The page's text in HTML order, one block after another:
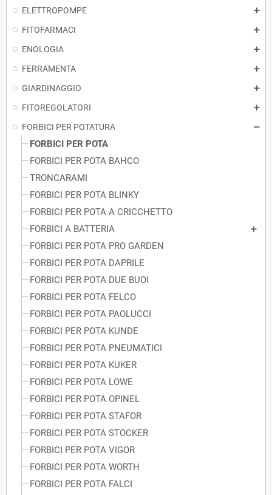
ELETTROPOMPE
FITOFARMACI
ENOLOGIA
FERRAMENTA
GIARDINAGGIO
FITOREGOLATORI
FORBICI PER POTATURA
FORBICI PER POTA
FORBICI PER POTA BAHCO
TRONCARAMI
FORBICI PER POTA BLINKY
FORBICI PER POTA A CRICCHETTO
FORBICI A BATTERIA
FORBICI PER POTA PRO GARDEN
FORBICI PER POTA DAPRILE
FORBICI PER POTA DUE BUOI
FORBICI PER POTA FELCO
FORBICI PER POTA PAOLUCCI
FORBICI PER POTA KUNDE
FORBICI PER POTA PNEUMATICI
FORBICI PER POTA KUKER
FORBICI PER POTA LOWE
FORBICI PER POTA OPINEL
FORBICI PER POTA STAFOR
FORBICI PER POTA STOCKER
FORBICI PER POTA VIGOR
FORBICI PER POTA WORTH
FORBICI PER POTA FALCI